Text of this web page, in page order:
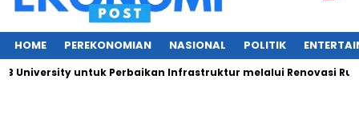
HOME PEREKONOMIAN NASIONAL POLITIK
untuk Perbaikan Infrastruktur melalui Renovasi Ruang